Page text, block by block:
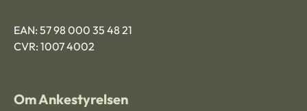
EAN: 57 98 000 35 48 21
CVR: 1007 4002
Om Ankestyrelsen